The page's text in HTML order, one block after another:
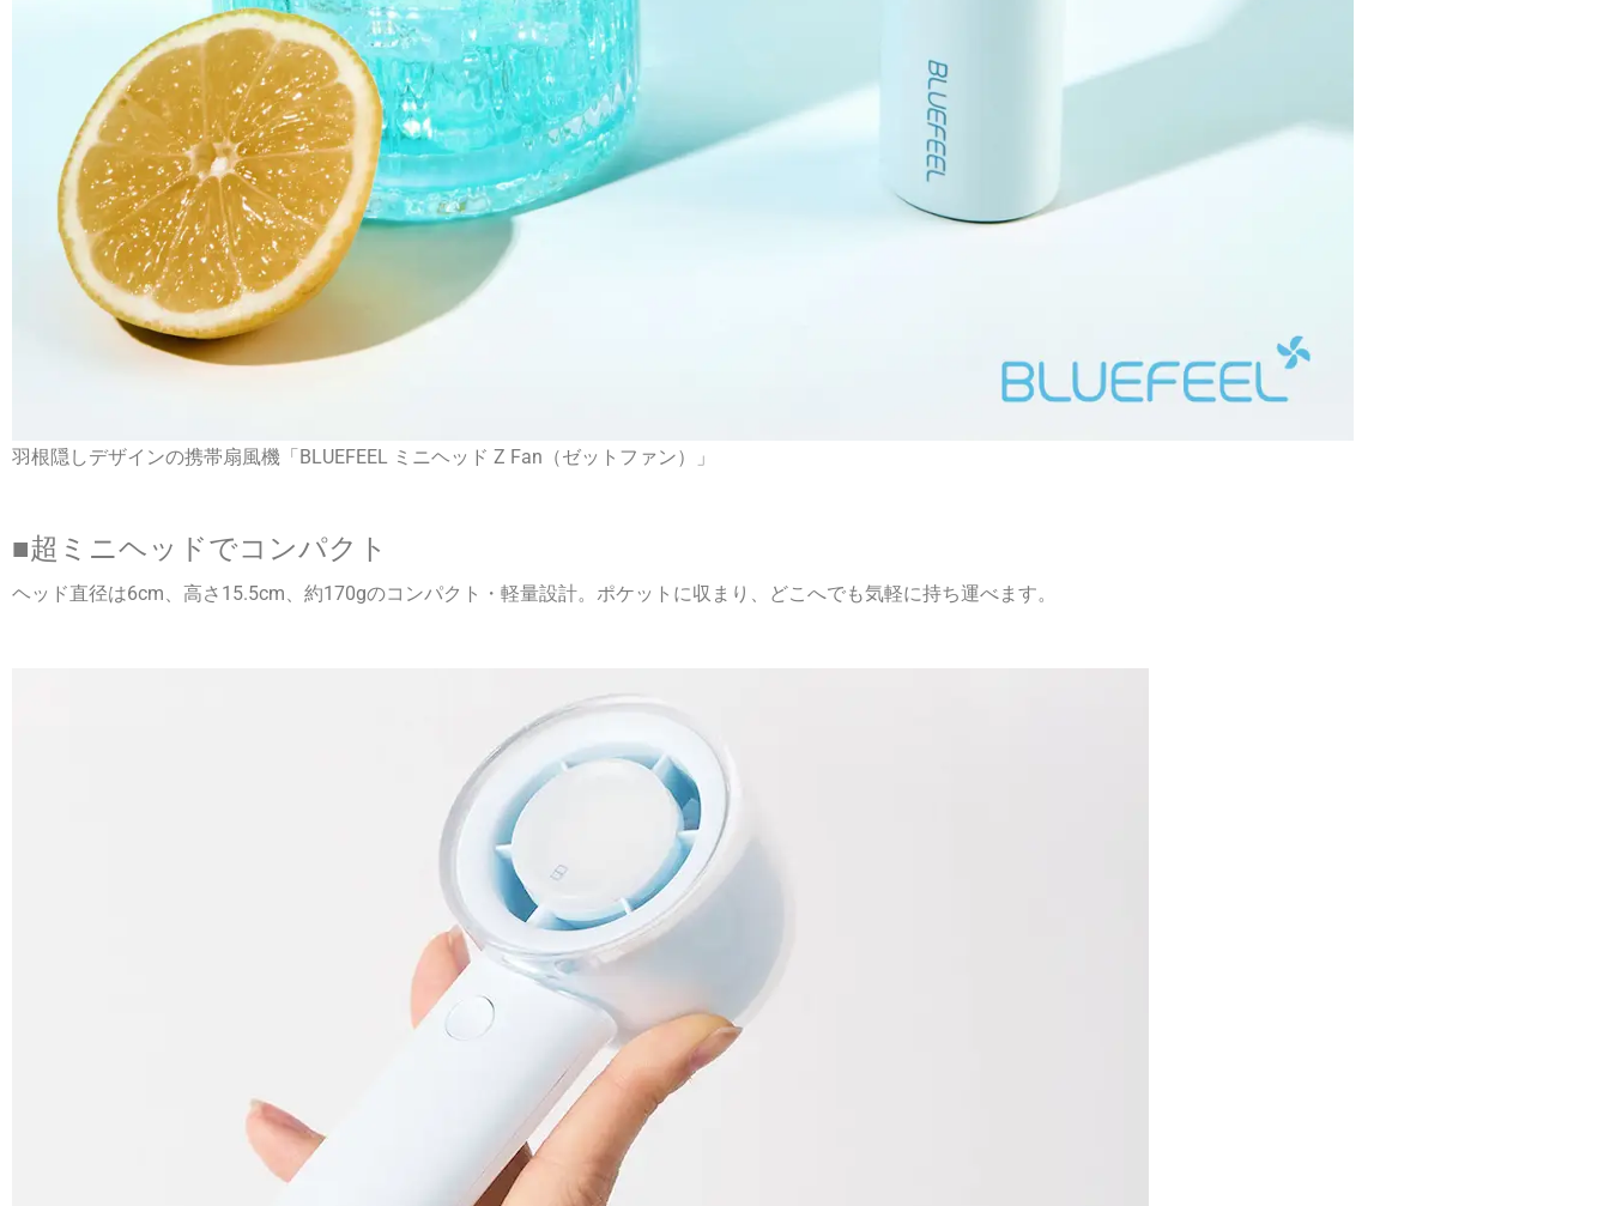
羽根隠しデザインの携帯扇風機「BLUEFEEL ミニヘッド Z Fan（ゼットファン）」
■超ミニヘッドでコンパクト
ヘッド直径は6cm、高さ15.5cm、約170gのコンパクト・軽量設計。ポケットに収まり、どこへでも気軽に持ち運べます。